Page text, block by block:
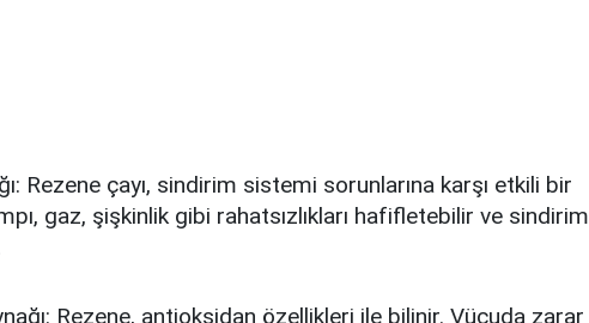
Rezene çayı, sindirim sistemi sorunlarına karşı etkili bir
gaz, şişkinlik gibi rahatsızlıkları hafifletebilir ve sindirim
Rezene, antioksidan özellikleri ile bilinir. Vücuda zarar